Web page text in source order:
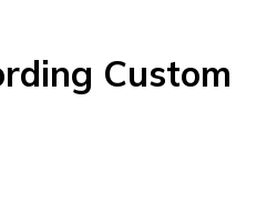
Custom